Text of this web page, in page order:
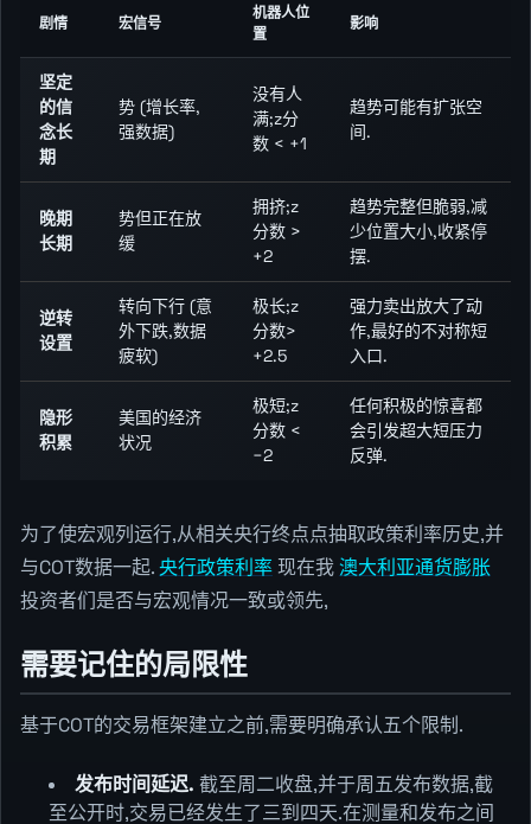
剧情 宏信号
机器人位
置
影响
坚定
的信
念长
期
势 (增长率,
强数据)
没有人
满;z分
数 < +1
趋势可能有扩张空
间.
晚期
长期
势但正在放
缓
拥挤;z
分数 >
+2
趋势完整但脆弱,减
少位置大小,收紧停
摆.
逆转
设置
转向下行 (意
外下跌,数据
疲软)
极长;z
分数>
+2.5
强力卖出放大了动
作,最好的不对称短
入口.
隐形
积累
美国的经济
状况
极短;z
分数 <
−2
任何积极的惊喜都
会引发超大短压力
反弹.
为了使宏观列运行,从相关央行终点点抽取政策利率历史,并
与COT数据一起.央行政策利率现在我澳大利亚通货膨胀
投资者们是否与宏观情况一致或领先,
需要记住的局限性
基于COT的交易框架建立之前,需要明确承认五个限制.
发布时间延迟. 截至周二收盘,并于周五发布数据,截
至公开时,交易已经发生了三到四天.在测量和发布之间